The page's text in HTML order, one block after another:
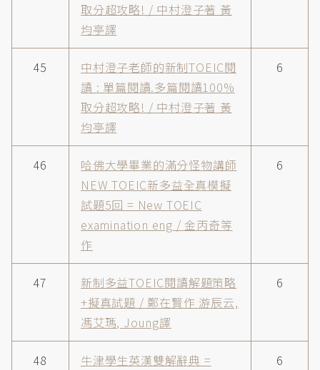
取分超攻略! / 中村澄子著 黃
均亭譯
45
中村澄子老師的新制TOEIC閱
讀 : 單篇閱讀.多篇閱讀100%
取分超攻略! / 中村澄子著 黃
均亭譯
6
46
哈佛大學畢業的滿分怪物講師
NEW TOEIC新多益全真模擬
試題5回 = New TOEIC
examination eng / 金丙奇等
作
6
47
新制多益TOEIC閱讀解題策略
+擬真試題 / 鄭在賢作 游辰云,
馮艾瑪, Joung譯
6
48
牛津學生英漢雙解辭典 =
6